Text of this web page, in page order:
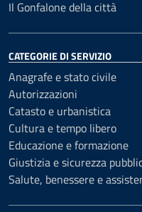
Il Gonfalone della città
CATEGORIE DI SERVIZIO
Anagrafe e stato civile
Autorizzazioni
Catasto e urbanistica
Cultura e tempo libero
Educazione e formazione
Giustizia e sicurezza
Salute, benessere e